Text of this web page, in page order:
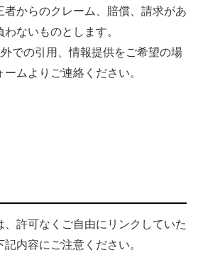
者からのクレーム、賠償、請求があ
ないものとします。
での引用、情報提供をご希望の場
ムよりご連絡ください。
、許可なくご自由にリンクしていた
内容にご注意ください。